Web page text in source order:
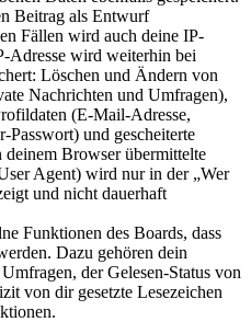
Beitrag als Entwurf
Fällen wird auch deine IP-
Adresse wird weiterhin bei
Löschen und Ändern von
Nachrichten und Umfragen),
(E-Mail-Adresse,
und gescheiterte
Browser übermittelte
Agent) wird nur in der „Wer
und nicht dauerhaft
Funktionen des Boards, dass
Dazu gehören dein
der Gelesen-Status von
von dir gesetzte Lesezeichen